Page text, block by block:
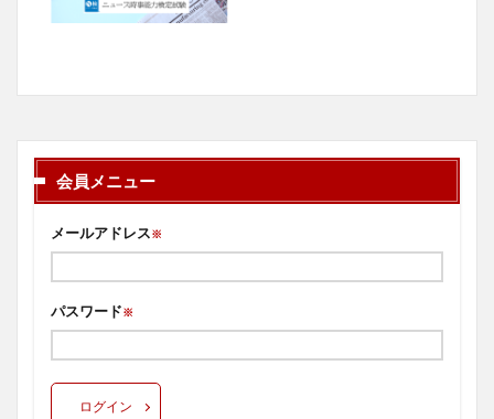
会員メニュー
メールアドレス※
パスワード※
ログイン